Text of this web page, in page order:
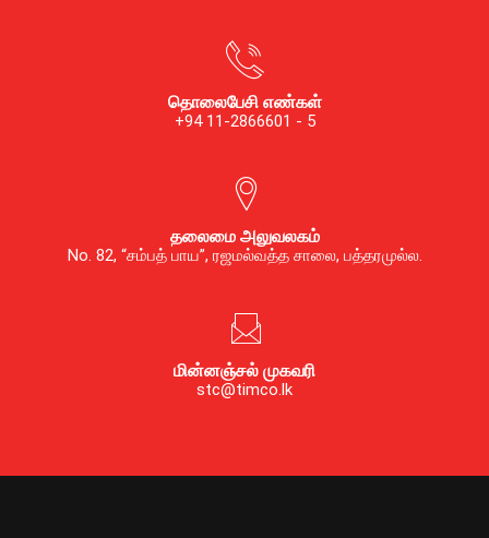
தொலைபேசி எண்கள்
+94 11-2866601 - 5
தலைமை அலுவலகம்
No. 82, “சம்பத் பாய”, ரஜமல்வத்த சாலை, பத்தரமுல்ல.
மின்னஞ்சல் முகவரி
stc@timco.lk